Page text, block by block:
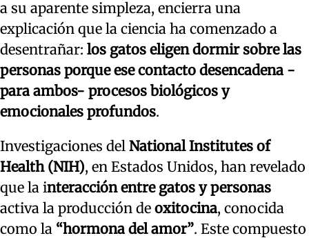
a su aparente simpleza, encierra una
explicación que la ciencia ha comenzado a
desentrañar: los gatos eligen dormir sobre las
personas porque ese contacto desencadena -
para ambos- procesos biológicos y
emocionales profundos.
Investigaciones del National Institutes of
Health (NIH), en Estados Unidos, han revelado
que la interacción entre gatos y personas
activa la producción de oxitocina, conocida
como la “hormona del amor”. Este compuesto